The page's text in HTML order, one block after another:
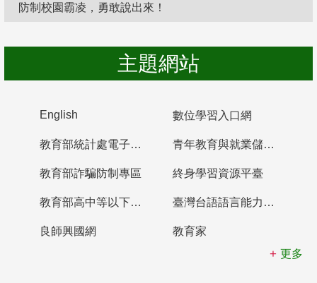
防制校園霸凌，勇敢說出來！
主題網站
English 數位學習入口網
教育部統計處電子書櫃 青年教育與就業儲蓄帳戶
教育部詐騙防制專區 終身學習資源平臺
教育部高中等以下學校及幼兒園教師資格檢定考試 臺灣台語語言能力認證網站
良師興國網
教育家
更多